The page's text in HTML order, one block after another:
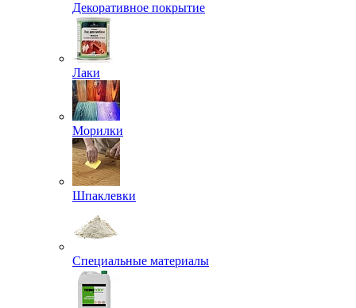
Декоративное покрытие
Лаки
Морилки
Шпаклевки
Специальные материалы